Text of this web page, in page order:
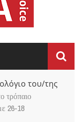
του/της
τρόπαιο
26-18